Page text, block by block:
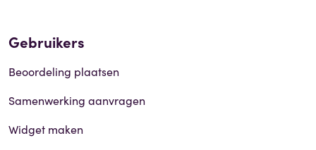
Gebruikers
Beoordeling plaatsen
Samenwerking aanvragen
Widget maken